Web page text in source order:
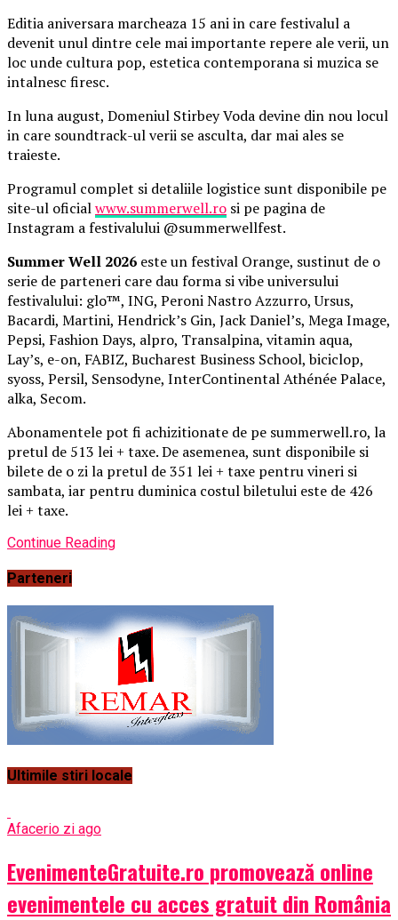
Editia aniversara marcheaza 15 ani in care festivalul a
devenit unul dintre cele mai importante repere ale verii, un
loc unde cultura pop, estetica contemporana si muzica se
intalnesc firesc.
In luna august, Domeniul Stirbey Voda devine din nou locul
in care soundtrack-ul verii se asculta, dar mai ales se
traieste.
Programul complet si detaliile logistice sunt disponibile pe
site-ul oficialwww.summerwell.ro si pe pagina de
Instagram a festivalului @summerwellfest.
Summer Well 2026 este un festival Orange, sustinut de o
serie de parteneri care dau forma si vibe universului
festivalului: glo™, ING, Peroni Nastro Azzurro, Ursus,
Bacardi, Martini, Hendrick’s Gin, Jack Daniel’s, Mega Image,
Pepsi, Fashion Days, alpro, Transalpina, vitamin aqua,
Lay’s, e-on, FABIZ, Bucharest Business School, biciclop,
syoss, Persil, Sensodyne, InterContinental Athénée Palace,
alka, Secom.
Abonamentele pot fi achizitionate de pe summerwell.ro, la
pretul de 513 lei + taxe. De asemenea, sunt disponibile si
bilete de o zi la pretul de 351 lei + taxe pentru vineri si
sambata, iar pentru duminica costul biletului este de 426
lei + taxe.
Continue Reading
Parteneri
Ultimile stiri locale
Afacerio zi ago
EvenimenteGratuite.ro promovează online
evenimentele cu acces gratuit din România